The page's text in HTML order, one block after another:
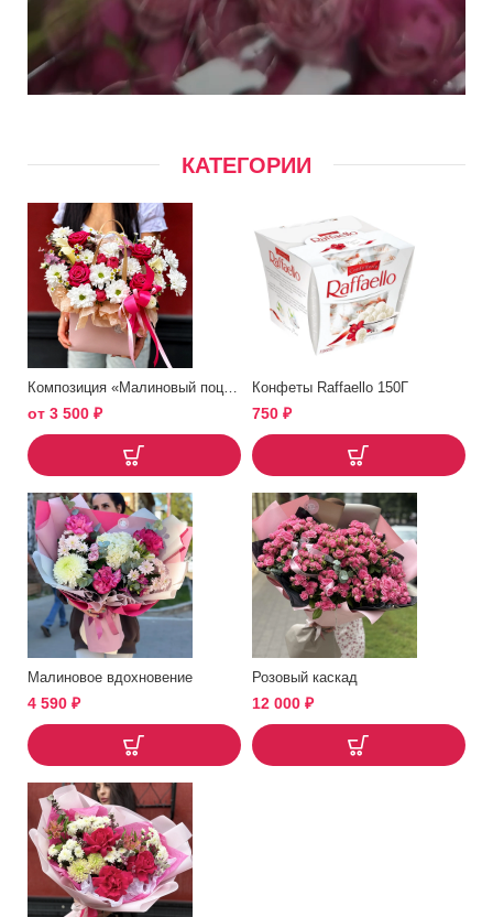
КАТЕГОРИИ
от 3 500 ₽
Конфеты Raffaello 150Г
750 ₽
Малиновое вдохновение
4 590 ₽
Розовый каскад
12 000 ₽